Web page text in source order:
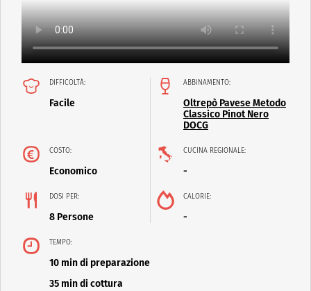
DIFFICOLTÀ:
Facile
ABBINAMENTO:
Oltrepò Pavese Metodo
Classico Pinot Nero
DOCG
COSTO:
Economico
CUCINA REGIONALE:
-
DOSI PER:
8 Persone
CALORIE:
-
TEMPO:
10 min di preparazione
35 min di cottura